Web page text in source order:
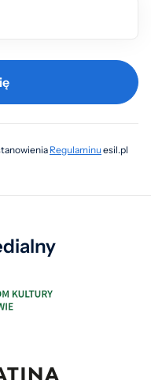
Regulaminuesil.pl